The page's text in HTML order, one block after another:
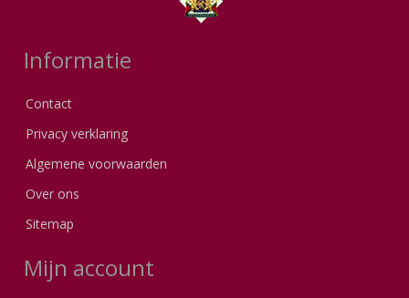
Informatie
Contact
Privacy verklaring
Algemene voorwaarden
Over ons
Sitemap
Mijn account